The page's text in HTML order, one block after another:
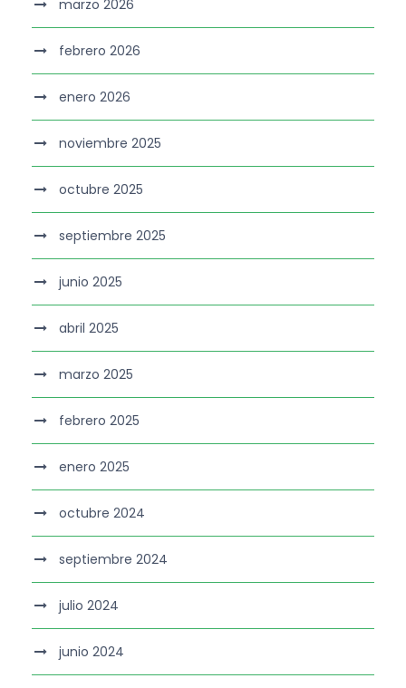
marzo 2026
febrero 2026
enero 2026
noviembre 2025
octubre 2025
septiembre 2025
junio 2025
abril 2025
marzo 2025
febrero 2025
enero 2025
octubre 2024
septiembre 2024
julio 2024
junio 2024